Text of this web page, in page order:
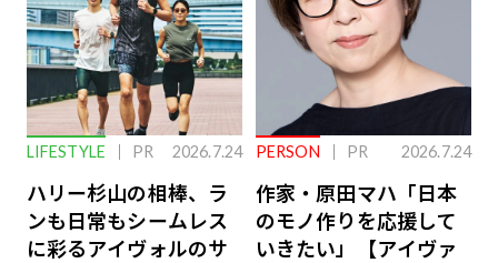
LIFESTYLE PR 2026.7.24
ハリー杉山の相棒、ラ
ンも日常もシームレス
に彩るアイヴォルのサ
PERSON PR 2026.7.24
作家・原田マハ「日本
のモノ作りを応援して
いきたい」【アイヴァ